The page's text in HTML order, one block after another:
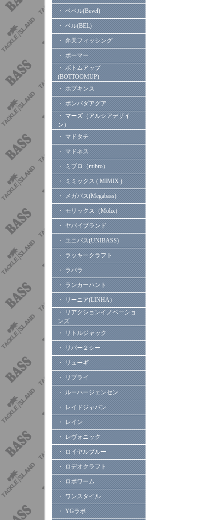
・ ベベル(Bevel)
・ ベル(BEL)
・ 弁天フィッシング
・ ボーマー
・ ボトムアップ
(BOTTOOMUP)
・ ホプキンス
・ ボンバダアグア
・ マーズ（アルシアデザイ
ン）
・ マドタチ
・ マドネス
・ ミブロ（mibro）
・ ミミックス ( MIMIX )
・ メガバス(Megabass)
・ モリックス（Molix）
・ ヤバイブランド
・ ユニバス(UNIBASS)
・ ラッキークラフト
・ ラパラ
・ ランカーハント
・ リーニア(LINHA）
・ リアクションイノベーショ
ンズ
・ リトルジャック
・ リバー２シー
・ リューギ
・ リプライ
・ ルーハージェンセン
・ レイドジャパン
・ レイン
・ レヴォニック
・ ロイヤルブルー
・ ロデオクラフト
・ ロボワーム
・ ワンスタイル
・ YGラボ